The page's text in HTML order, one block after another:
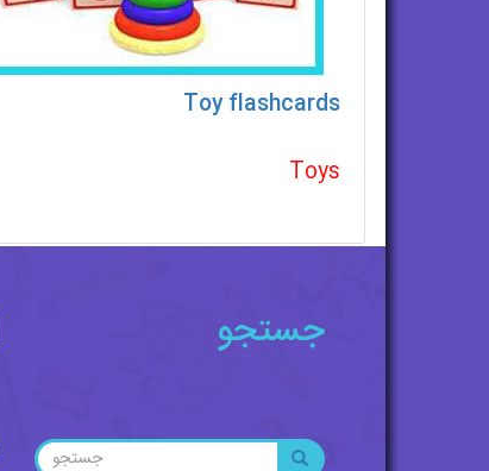
Toy flashcards
Toys
جستجو